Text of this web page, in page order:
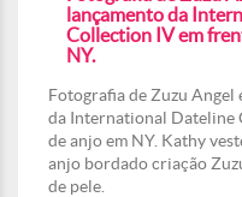
lançamento da
Collection IV em
NY.
Fotografia de Zuzu Angel
da International Dateline
de anjo em NY. Kathy
anjo bordado criação
de pele.